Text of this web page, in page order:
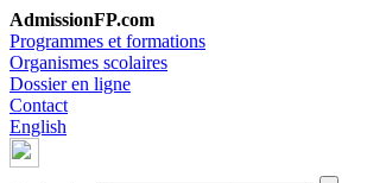
AdmissionFP.com
Programmes et formations
Organismes scolaires
Dossier en ligne
Contact
English